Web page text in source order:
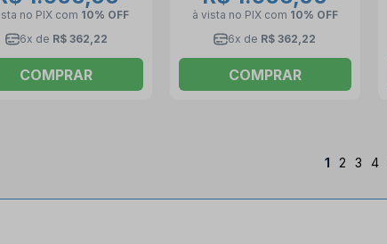
no PIX com 10% OFF
6x de R$ 362,22
COMPRAR
à vista no PIX com 10% OFF
6x de R$ 362,22
COMPRAR
1 2 3 4